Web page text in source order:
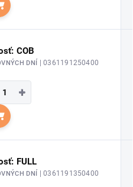
košíka
COB
DNÍ | 0361191250400
+
košíka
FULL
DNÍ | 0361191350400